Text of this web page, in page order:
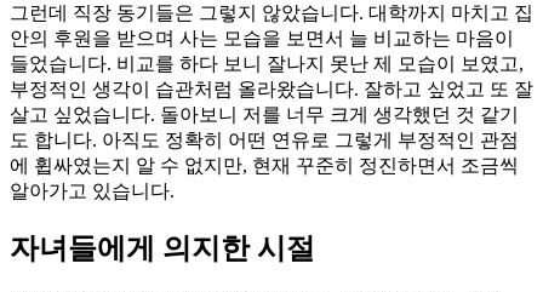
그런데 직장 동기들은 그렇지 않았습니다. 대학까지 마치고 집
안의 후원을 받으며 사는 모습을 보면서 늘 비교하는 마음이
들었습니다. 비교를 하다 보니 잘나지 못난 제 모습이 보였고,
부정적인 생각이 습관처럼 올라왔습니다. 잘하고 싶었고 또 잘
살고 싶었습니다. 돌아보니 저를 너무 크게 생각했던 것 같기
도 합니다. 아직도 정확히 어떤 연유로 그렇게 부정적인 관점
에 휩싸였는지 알 수 없지만, 현재 꾸준히 정진하면서 조금씩
알아가고 있습니다.
자녀들에게 의지한 시절